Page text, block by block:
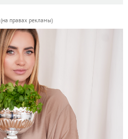
(на правах рекламы)